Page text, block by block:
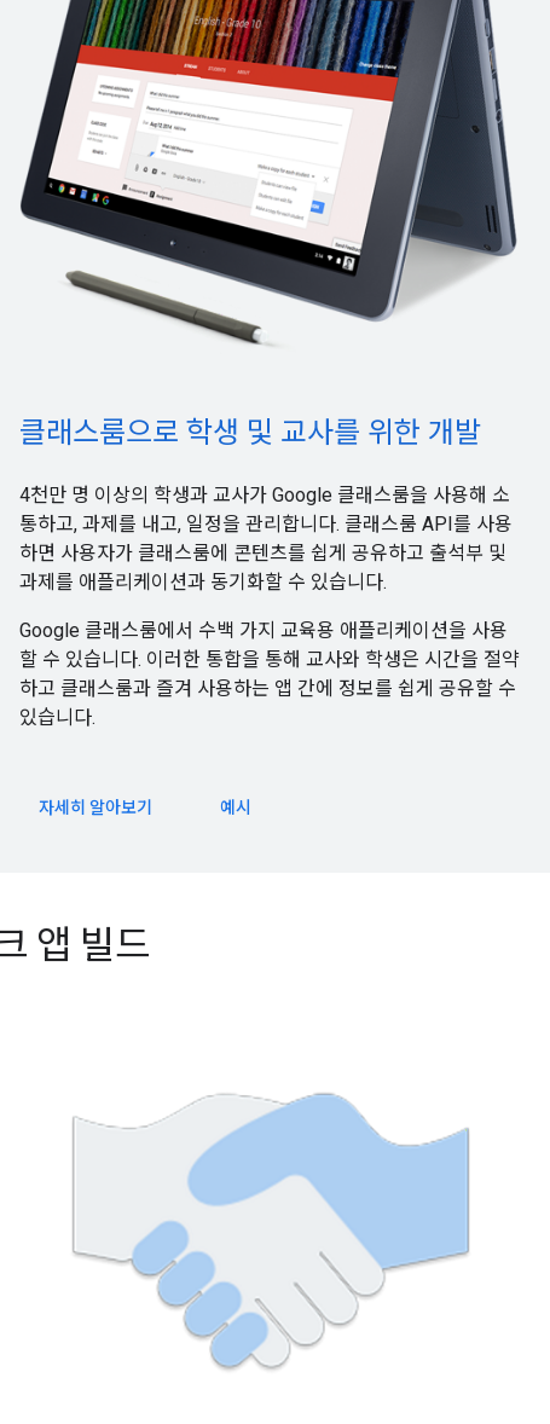
클래스룸으로 학생 및 교사를 위한 개발
4천만 명 이상의 학생과 교사가 Google 클래스룸을 사용해 소
통하고, 과제를 내고, 일정을 관리합니다. 클래스룸 API를 사용
하면 사용자가 클래스룸에 콘텐츠를 쉽게 공유하고 출석부 및
과제를 애플리케이션과 동기화할 수 있습니다.
Google 클래스룸에서 수백 가지 교육용 애플리케이션을 사용
할 수 있습니다. 이러한 통합을 통해 교사와 학생은 시간을 절약
하고 클래스룸과 즐겨 사용하는 앱 간에 정보를 쉽게 공유할 수
있습니다.
자세히 알아보기 예시
앱 빌드